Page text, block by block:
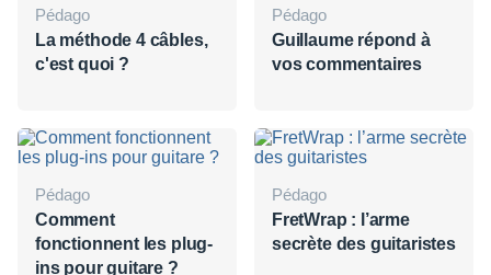
Pédago
La méthode 4 câbles,
c'est quoi ?
Pédago
Guillaume répond à
vos commentaires
Pédago
Comment
fonctionnent les plug-
ins pour guitare ?
Pédago
FretWrap : l’arme
secrète des guitaristes